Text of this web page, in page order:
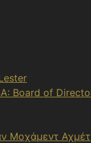
Board of
Μοχάμεντ Αχμέτ